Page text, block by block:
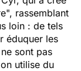
rassemblant
loin : de tels
éduquer les
sont pas
utilise du